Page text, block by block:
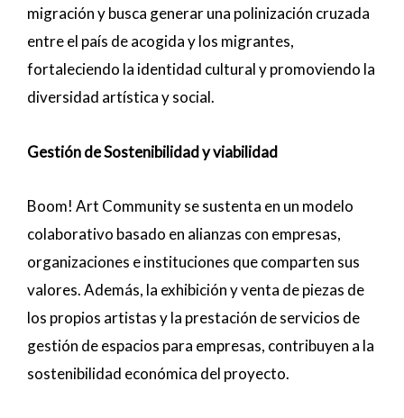
migración y busca generar una polinización cruzada
entre el país de acogida y los migrantes,
fortaleciendo la identidad cultural y promoviendo la
diversidad artística y social.
Gestión de Sostenibilidad y viabilidad
Boom! Art Community se sustenta en un modelo
colaborativo basado en alianzas con empresas,
organizaciones e instituciones que comparten sus
valores. Además, la exhibición y venta de piezas de
los propios artistas y la prestación de servicios de
gestión de espacios para empresas, contribuyen a la
sostenibilidad económica del proyecto.